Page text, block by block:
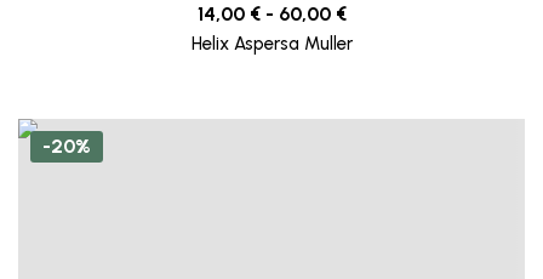
14,00 € - 60,00 €
Helix Aspersa Muller
-20%